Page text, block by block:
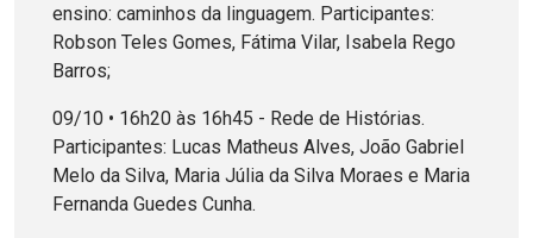
ensino: caminhos da linguagem. Participantes:
Robson Teles Gomes, Fátima Vilar, Isabela Rego
Barros;
09/10 • 16h20 às 16h45 - Rede de Histórias.
Participantes: Lucas Matheus Alves, João Gabriel
Melo da Silva, Maria Júlia da Silva Moraes e Maria
Fernanda Guedes Cunha.